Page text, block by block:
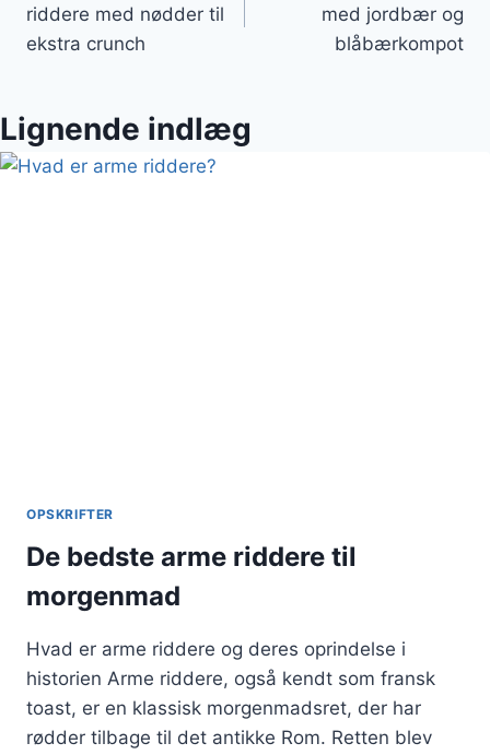
riddere med nødder til
ekstra crunch
med jordbær og
blåbærkompot
Lignende indlæg
OPSKRIFTER
De bedste arme riddere til
morgenmad
Hvad er arme riddere og deres oprindelse i
historien Arme riddere, også kendt som fransk
toast, er en klassisk morgenmadsret, der har
rødder tilbage til det antikke Rom. Retten blev